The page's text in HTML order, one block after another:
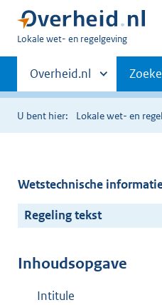
U
hier:
Lokale wet- en regelgeving
Primaire
navigatie
Andere
sites
binnen
Overheid.nl
U bent hier: Lokale wet- en
Wetstechnische
Regeling tekst
Inhoudsopgave
Intitule